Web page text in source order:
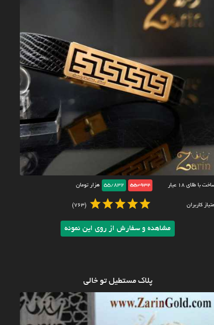
با طلای ۱۸ عیار 55/932
55/832 هزار تومان
کاربران (763)
مشاهده و سفارش از روی این نمونه
پلاک مستطیل تو خالی